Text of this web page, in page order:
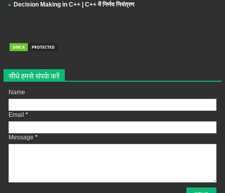
Decision Making in C++ | C++ में निर्णय नियंत्रण
सीधे हमसे संपर्क करें
Name
Email *
Message *